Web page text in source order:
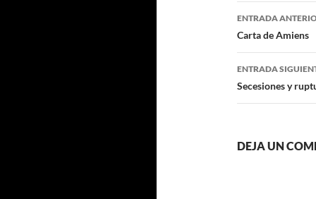
de
entradas
ENTRADA
Carta de Amiens
ENTRADA
Secesiones y
DEJA UN